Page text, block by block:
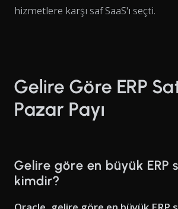
hizmetlere karşı saf SaaS'ı seçti.
Gelire Göre ERP
Pazar Payı
Gelire göre en büyük ERP
kimdir?